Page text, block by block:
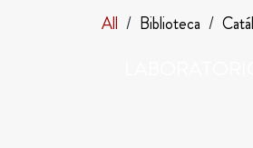
All / Biblioteca /